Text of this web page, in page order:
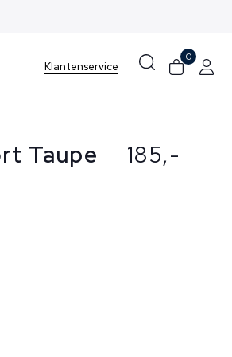
Klantenservice
0
Taupe 185,-